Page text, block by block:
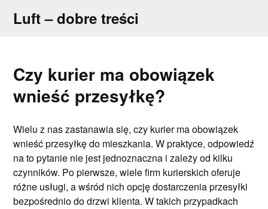
Luft – dobre treści
Czy kurier ma obowiązek
wnieść przesyłkę?
Wielu z nas zastanawia się, czy kurier ma obowiązek
wnieść przesyłkę do mieszkania. W praktyce, odpowiedź
na to pytanie nie jest jednoznaczna i zależy od kilku
czynników. Po pierwsze, wiele firm kurierskich oferuje
różne usługi, a wśród nich opcję dostarczenia przesyłki
bezpośrednio do drzwi klienta. W takich przypadkach